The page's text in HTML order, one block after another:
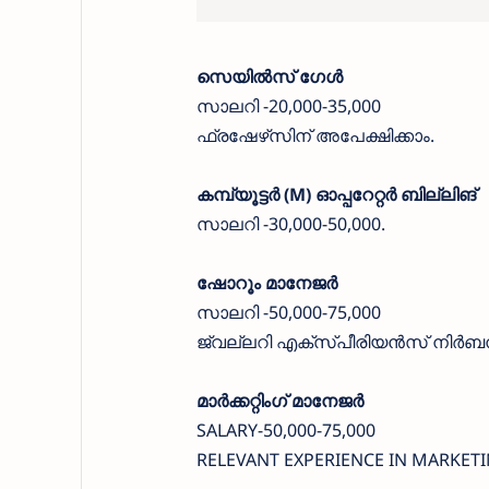
സെയിൽസ് ഗേൾ
സാലറി -20,000-35,000
ഫ്രഷേഴ്‌സിന് അപേക്ഷിക്കാം.
കമ്പ്യൂട്ടർ (M) ഓപ്പറേറ്റർ ബില്ലിങ്
സാലറി -30,000-50,000.
ഷോറൂം മാനേജർ
സാലറി -50,000-75,000
ജ്വല്ലറി എക്സ്പീരിയൻസ്
മാർക്കറ്റിംഗ് മാനേജർ
SALARY-50,000-75,000
RELEVANT EXPERIENCE IN